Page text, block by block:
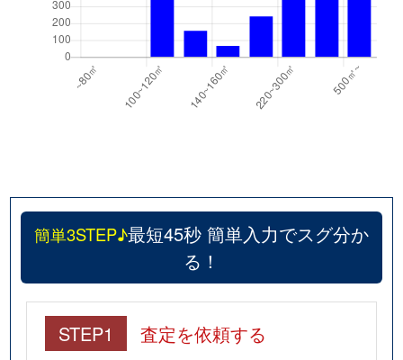
簡単3STEP♪最短45秒 簡単入力でスグ分か
る！
STEP1 査定を依頼する